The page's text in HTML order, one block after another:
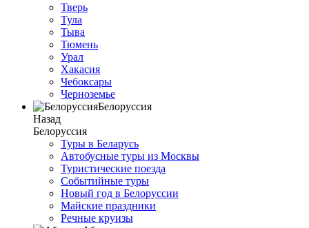
Тверь
Тула
Тыва
Тюмень
Урал
Хакасия
Чебоксары
Черноземье
Белоруссия
Назад
Белоруссия
Туры в Беларусь
Автобусные туры из Москвы
Туристические поезда
Событийные туры
Новый год в Белоруссии
Майские праздники
Речные круизы